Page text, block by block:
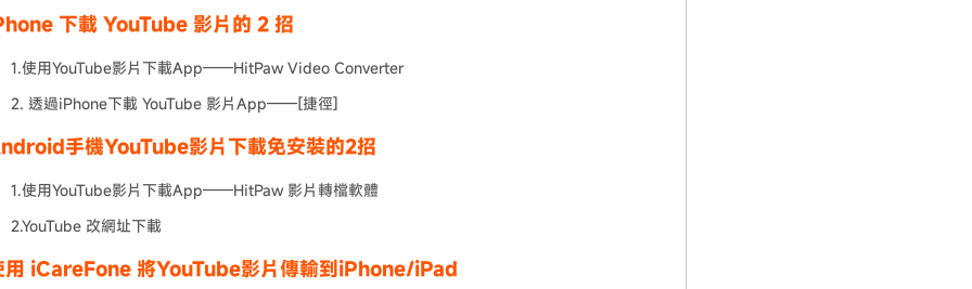
下載 YouTube 影片的 2 招
1.使用YouTube影片下載App——HitPaw Video Converter
2. 透過iPhone下載 YouTube 影片App——[捷徑]
手機YouTube影片下載免安裝的2招
1.使用YouTube影片下載App——HitPaw 影片轉檔軟體
2.YouTube 改網址下載
用 iCareFone 將YouTube影片傳輸到iPhone/iPad